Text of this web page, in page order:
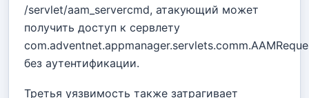
/servlet/aam_servercmd, атакующий может
получить доступ к сервлету
без аутентификации.
Третья уязвимость также затрагивает